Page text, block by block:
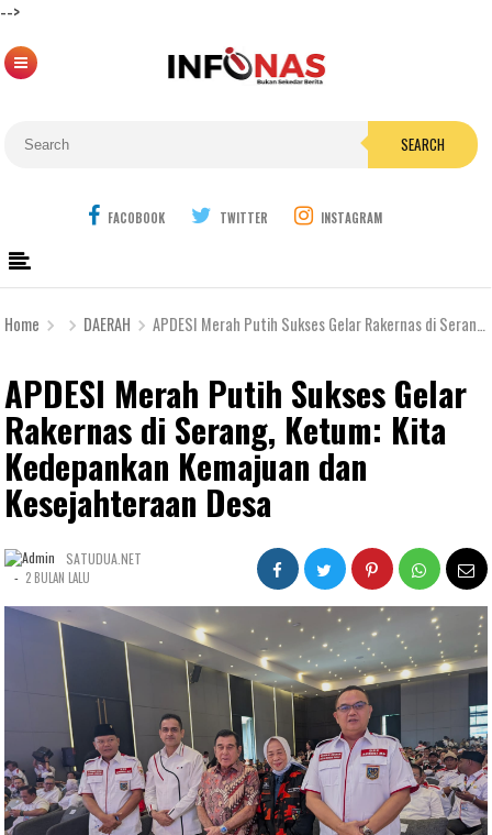
-->
SEARCH
FACOBOOK TWITTER INSTAGRAM
Home DAERAH APDESI Merah Putih Sukses Gelar Rakernas di Serang, Ketum: Kita Kedepankan Kemajuan dan Kesejahteraan Desa
APDESI Merah Putih Sukses Gelar
Rakernas di Serang, Ketum: Kita
Kedepankan Kemajuan dan
Kesejahteraan Desa
SATUDUA.NET
- 2 BULAN LALU